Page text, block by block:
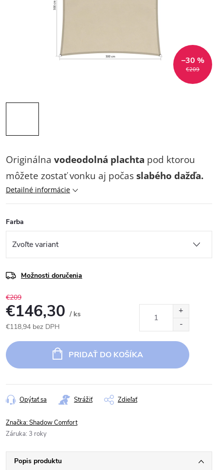
€209
–30 %
Originálna vodeodolná plachta pod ktorou
môžete zostať vonku aj počas slabého dažďa.
Detailné informácie
Farba
Možnosti doručenia
€209
€146,30 / ks
€118,94 bez DPH
cena:
PRIDAŤ DO KOŠÍKA
Opýtať sa Strážiť Zdieľať
Značka:Shadow Comfort
Záruka: 3 roky
Popis produktu